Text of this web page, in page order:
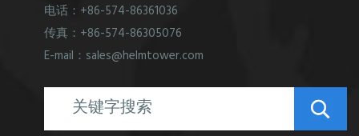
电话：+86-574-86361036
传真：+86-574-86305076
E-mail：sales@helmtower.com